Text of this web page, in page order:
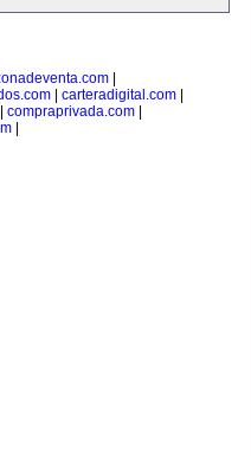
| carteradigital.com|
compraprivada.com|
|